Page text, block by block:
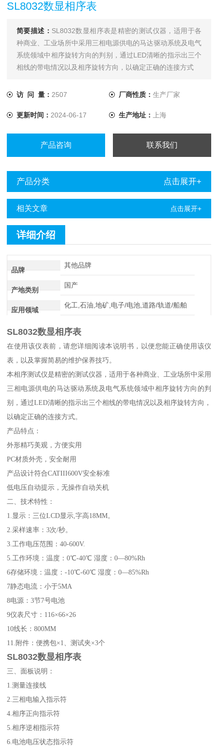
SL8032数显相序表
简要描述： SL8032数显相序表是精密的测试仪器，适用于各
种商业、工业场所中采用三相电源供电的马达驱动系统及电气
系统领域中相序旋转方向的判别，通过LED清晰的指示出三个
相线的带电情况以及相序旋转方向，以确定正确的连接方式
访 问 量： 2507 厂商性质： 生产厂家
更新时间： 2024-06-17 生产地址： 上海
产品咨询 联系我们
产品分类 点击展开+
相关文章 点击展开+
详细介绍
品牌
其他品牌
产地类别
国产
应用领域
化工,石油,地矿,电子/电池,道路/轨道/船舶
SL8032数显相序表
在使用该仪表前，请您详细阅读本说明书，以便您能正确使用该仪
表，以及掌握简易的维护保养技巧。
本相序测试仪是精密的测试仪器，适用于各种商业、工业场所中采用
三相电源供电的马达驱动系统及电气系统领域中相序旋转方向的判
别，通过LED清晰的指示出三个相线的带电情况以及相序旋转方向，
以确定正确的连接方式。
产品特点：
外形精巧美观，方便实用
PC材质外壳，安全耐用
产品设计符合CATIII600V安全标准
低电压自动提示，无操作自动关机
二、技术特性：
1.显示：三位LCD显示,字高18MM。
2.采样速率：3次/秒。
3.工作电压范围：40-600V.
5.工作环境：温度：0℃-40℃ 湿度：0—80%Rh
6存储环境：温度：-10℃-60℃ 湿度：0—85%Rh
7静态电流：小于5MA
8电源：3节7号电池
9仪表尺寸：116×66×26
10线长：800MM
11.附件：便携包×1、测试夹×3个
SL8032数显相序表
三、面板说明：
1.测量连接线
2.三相电输入指示符
4.相序正向指示符
5.相序逆相指示符
6.电池电压状态指示符